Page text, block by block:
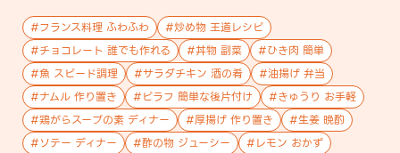
#フランス料理 ふわふわ #炒め物 王道レシピ
#チョコレート 誰でも作れる #丼物 副菜 #ひき肉 簡単
#魚 スピード調理 #サラダチキン 酒の肴 #油揚げ 弁当
#ナムル 作り置き #ピラフ 簡単な後片付け #きゅうり お手軽
#鶏がらスープの素 ディナー #厚揚げ 作り置き #生姜 晩酌
#ソテー ディナー #酢の物 ジューシー #レモン おかず